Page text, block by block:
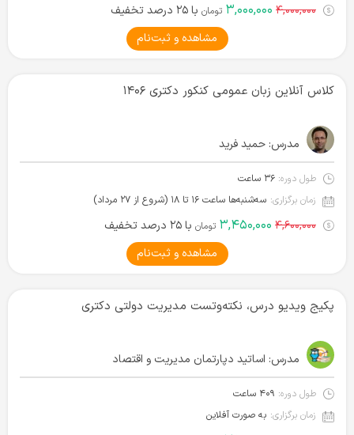
۴,۰۰۰,۰۰۰ ۳,۰۰۰,۰۰۰ تومان با ۲۵ درصد تخفیف
مشاهده و ثبت‌نام
کلاس آنلاین زبان عمومی کنکور دکتری ۱۴۰۶
مدرس: حمید فرید
طول دوره: ۳۶ ساعت
زمان برگزاری: سه‌شنبه‌ها ساعت ۱۶ تا ۱۸ (شروع از ۲۷ مرداد)
۴,۶۰۰,۰۰۰ ۳,۴۵۰,۰۰۰ تومان با ۲۵ درصد تخفیف
مشاهده و ثبت‌نام
پکیج ویدیو درس، نکته‌و‌تست مدیریت دولتی دکتری
مدرس: اساتید دپارتمان مدیریت و اقتصاد
طول دوره: ۴۰۹ ساعت
زمان برگزاری: به صورت آفلاین